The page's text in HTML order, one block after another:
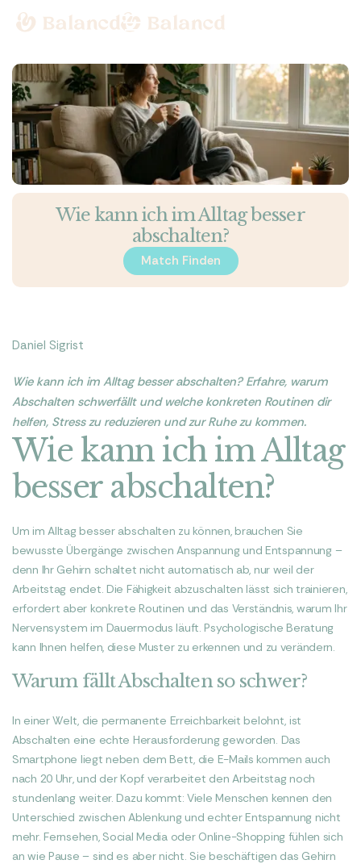
Wie kann ich im Alltag besser
abschalten?
Match Finden
Match Finden
Daniel Sigrist
Wie kann ich im Alltag besser abschalten? Erfahre, warum
Abschalten schwerfällt und welche konkreten Routinen dir
helfen, Stress zu reduzieren und zur Ruhe zu kommen.
Wie kann ich im Alltag
besser abschalten?
Um im Alltag besser abschalten zu können, brauchen Sie
bewusste Übergänge zwischen Anspannung und Entspannung –
denn Ihr Gehirn schaltet nicht automatisch ab, nur weil der
Arbeitstag endet. Die Fähigkeit abzuschalten lässt sich trainieren,
erfordert aber konkrete Routinen und das Verständnis, warum Ihr
Nervensystem im Dauermodus läuft. Psychologische Beratung
kann Ihnen helfen, diese Muster zu erkennen und zu verändern.
Warum fällt Abschalten so schwer?
In einer Welt, die permanente Erreichbarkeit belohnt, ist
Abschalten eine echte Herausforderung geworden. Das
Smartphone liegt neben dem Bett, die E-Mails kommen auch
nach 20 Uhr, und der Kopf verarbeitet den Arbeitstag noch
stundenlang weiter. Dazu kommt: Viele Menschen kennen den
Unterschied zwischen Ablenkung und echter Entspannung nicht
mehr. Fernsehen, Social Media oder Online-Shopping fühlen sich
an wie Pause – sind es aber nicht. Sie beschäftigen das Gehirn